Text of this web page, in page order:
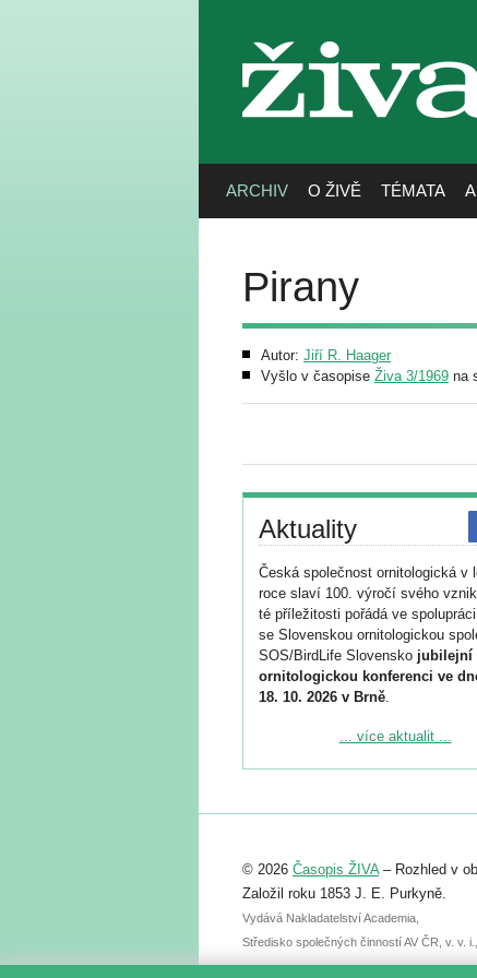
živa
ARCHIV O ŽIVĚ TÉMATA
Pirany
Autor: Jiří R. Haager
Vyšlo v časopise Živa 3/1969 na
Aktuality
Česká společnost ornitologická v
roce slaví 100. výročí svého
té příležitosti pořádá ve spolupráci
se Slovenskou ornitologickou
SOS/BirdLife Slovensko jubilejní
ornitologickou konferenci ve
18. 10. 2026 v Brně.
Podrobnější informace ke
Registrovat se můžete do 6. září.
abstraktu přihlášené přednášky
posteru je už 30. června.
... více aktualit ...
© 2026 Časopis ŽIVA– Rozhled v
Založil roku 1853 J. E. Purkyně.
Vydává Nakladatelství Academia,
Středisko společných činností AV ČR, v. v.